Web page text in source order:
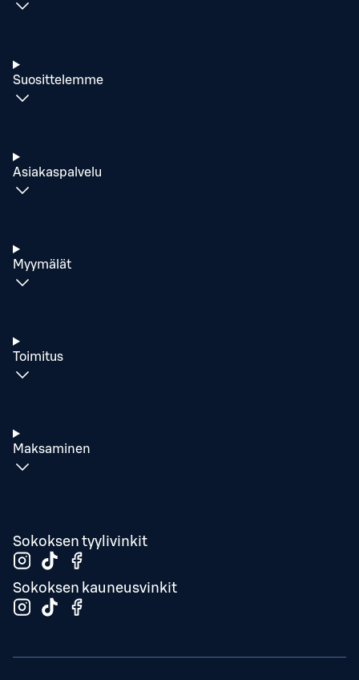
Suosittelemme
Asiakaspalvelu
Myymälät
Toimitus
Maksaminen
Sokoksen tyylivinkit
Sokoksen kauneusvinkit